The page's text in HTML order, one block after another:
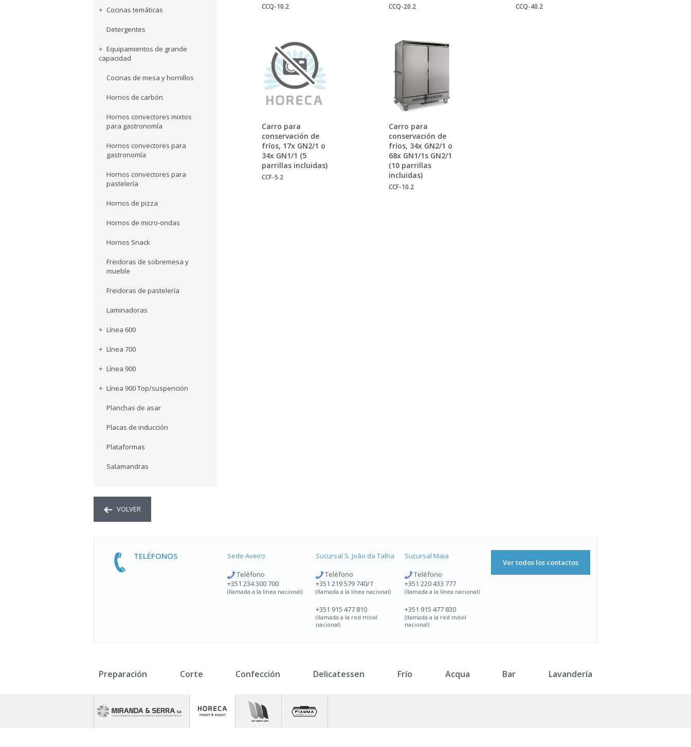
Cocinas temáticas
Detergentes
Equipamientos de grande
capacidad
Cocinas de mesa y hornillos
Hornos de carbón
Hornos convectores mixtos
para gastronomía
Hornos convectores para
gastronomía
Hornos convectores para
pastelería
Hornos de pizza
Hornos de micro-ondas
Hornos Snack
Freidoras de sobremesa y
mueble
Freidoras de pastelería
Laminadoras
Línea 600
Línea 700
Línea 900
Línea 900 Top/suspención
Planchas de asar
Placas de inducción
Plataformas
Salamandras
CCQ-10.2 CCQ-20.2 CCQ-40.2
Carro para
conservación de
fríos, 17x GN2/1 o
34x GN1/1 (5
parrillas incluidas)
CCF-5.2
Carro para
conservación de
fríos, 34x GN2/1 o
68x GN1/1s GN2/1
(10 parrillas
incluidas)
CCF-10.2
VOLVER
TELÉFONOS
Sede Aveiro
Teléfono
+351 234 300 700
(llamada a la línea nacional)
Sucursal S. João da Talha
Teléfono
+351 219 579 740/1
(llamada a la línea nacional)
+351 915 477 810
(llamada a la red móvil
nacional)
Sucursal Maia
Teléfono
+351 220 433 777
(llamada a la línea nacional)
+351 915 477 830
(llamada a la red móvil
nacional)
Ver todos los contactos
Preparación Corte Confección Delicatessen Frío Acqua Bar Lavandería